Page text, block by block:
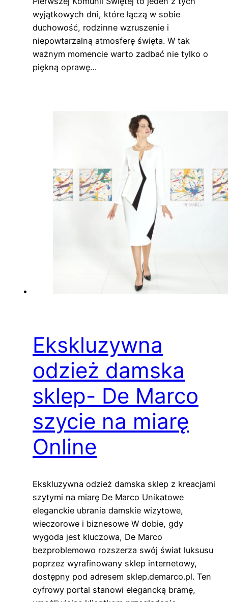
wyjątkowych dni, które łączą w sobie
duchowość, rodzinne wzruszenie i
niepowtarzalną atmosferę święta. W tak
ważnym momencie warto zadbać nie tylko o
piękną oprawę…
Ekskluzywna
odzież damska
sklep- De Marco
szycie na miarę
Online
Ekskluzywna odzież damska sklep z kreacjami
szytymi na miarę De Marco Unikatowe
eleganckie ubrania damskie wizytowe,
wieczorowe i biznesowe W dobie, gdy
wygoda jest kluczowa, De Marco
bezproblemowo rozszerza swój świat luksusu
poprzez wyrafinowany sklep internetowy,
dostępny pod adresem sklep.demarco.pl. Ten
cyfrowy portal stanowi elegancką bramę,